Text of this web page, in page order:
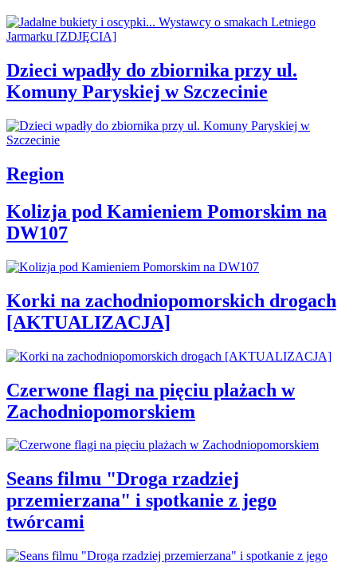
Dzieci wpadły do zbiornika przy ul.
Komuny Paryskiej w Szczecinie
Region
Kolizja pod Kamieniem Pomorskim na
DW107
Korki na zachodniopomorskich drogach
[AKTUALIZACJA]
Czerwone flagi na pięciu plażach w
Zachodniopomorskiem
Seans filmu "Droga rzadziej
przemierzana" i spotkanie z jego
twórcami